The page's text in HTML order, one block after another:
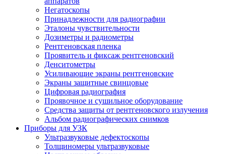
Негатоскопы
Принадлежности для радиографии
Эталоны чувствительности
Дозиметры и радиометры
Рентгеновская пленка
Проявитель и фиксаж рентгеновский
Денситометры
Усиливающие экраны рентгеновские
Экраны защитные свинцовые
Цифровая радиография
Проявочное и сушильное оборудование
Средства защиты от рентгеновского излучения
Альбом радиографических снимков
Приборы для УЗК
Ультразвуковые дефектоскопы
Толщиномеры ультразвуковые